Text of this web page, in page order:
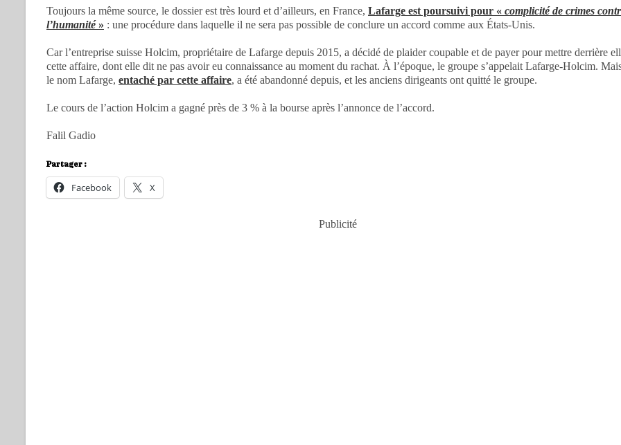
Toujours la même source, le dossier est très lourd et d’ailleurs, en France, Lafarge est poursuivi pour « complicité de crimes
l’humanité» : une procédure dans laquelle il ne sera pas possible de conclure un accord comme aux États-Unis.
Car l’entreprise suisse Holcim, propriétaire de Lafarge depuis 2015, a décidé de plaider coupable et de payer pour mettre derrière
cette affaire, dont elle dit ne pas avoir eu connaissance au moment du rachat. À l’époque, le groupe s’appelait Lafarge-Holcim.
le nom Lafarge, entaché par cette affaire, a été abandonné depuis, et les anciens dirigeants ont quitté le groupe.
Le cours de l’action Holcim a gagné près de 3 % à la bourse après l’annonce de l’accord.
Falil Gadio
Partager :
Facebook X
Publicité